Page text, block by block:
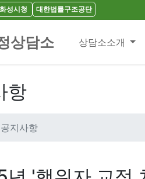
화성시청 대한법률구조공단
상담소 상담소소개
항
공지사항